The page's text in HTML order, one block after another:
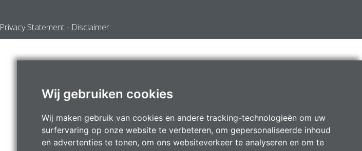
Wij gebruiken cookies
Wij maken gebruik van cookies en andere tracking-technologieën om uw
surfervaring op onze website te verbeteren, om gepersonaliseerde inhoud
en advertenties te tonen, om ons websiteverkeer te analyseren en om te
Privacy Statement- Disclaimer